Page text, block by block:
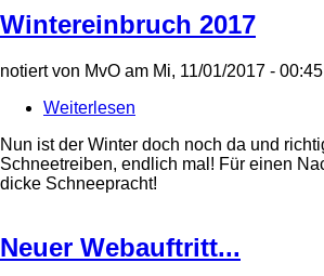
Wintereinbruch 2017
notiert von MvO am Mi, 11/01/2017 - 00:45
Weiterlesen
2017
Nun ist der Winter doch noch da und
Schneetreiben, endlich mal! Für einen
dicke Schneepracht!
Neuer Webauftritt...